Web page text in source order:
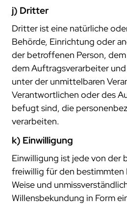
j) Dritter
Dritter ist eine natürliche
Behörde, Einrichtung oder
der betroffenen Person,
dem Auftragsverarbeiter
unter der unmittelbaren
Verantwortlichen oder des
befugt sind, die
verarbeiten.
k) Einwilligung
Einwilligung ist jede von der
freiwillig für den bestimmten
Weise und
Willensbekundung in Form